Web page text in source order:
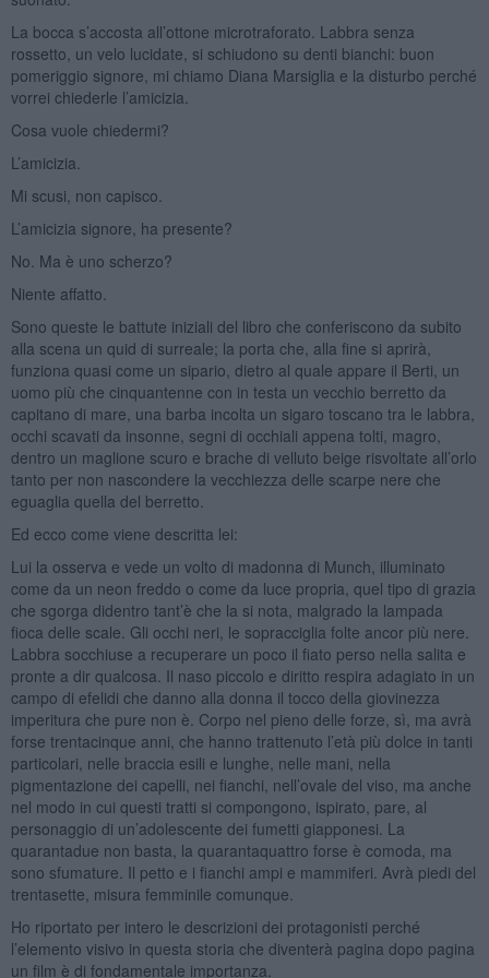
La bocca s’accosta all’ottone microtraforato. Labbra senza
rossetto, un velo lucidate, si schiudono su denti bianchi: buon
pomeriggio signore, mi chiamo Diana Marsiglia e la disturbo perché
vorrei chiederle l’amicizia.
Cosa vuole chiedermi?
L’amicizia.
Mi scusi, non capisco.
L’amicizia signore, ha presente?
No. Ma è uno scherzo?
Niente affatto.
Sono queste le battute iniziali del libro che conferiscono da subito
alla scena un quid di surreale; la porta che, alla fine si aprirà,
funziona quasi come un sipario, dietro al quale appare il Berti, un
uomo più che cinquantenne con in testa un vecchio berretto da
capitano di mare, una barba incolta un sigaro toscano tra le labbra,
occhi scavati da insonne, segni di occhiali appena tolti, magro,
dentro un maglione scuro e brache di velluto beige risvoltate all’orlo
tanto per non nascondere la vecchiezza delle scarpe nere che
eguaglia quella del berretto.
Ed ecco come viene descritta lei:
Lui la osserva e vede un volto di madonna di Munch, illuminato
come da un neon freddo o come da luce propria, quel tipo di grazia
che sgorga didentro tant’è che la si nota, malgrado la lampada
fioca delle scale. Gli occhi neri, le sopracciglia folte ancor più nere.
Labbra socchiuse a recuperare un poco il fiato perso nella salita e
pronte a dir qualcosa. Il naso piccolo e diritto respira adagiato in un
campo di efelidi che danno alla donna il tocco della giovinezza
imperitura che pure non è. Corpo nel pieno delle forze, sì, ma avrà
forse trentacinque anni, che hanno trattenuto l’età più dolce in tanti
particolari, nelle braccia esili e lunghe, nelle mani, nella
pigmentazione dei capelli, nei fianchi, nell’ovale del viso, ma anche
nel modo in cui questi tratti si compongono, ispirato, pare, al
personaggio di un’adolescente dei fumetti giapponesi. La
quarantadue non basta, la quarantaquattro forse è comoda, ma
sono sfumature. Il petto e i fianchi ampi e mammiferi. Avrà piedi del
trentasette, misura femminile comunque.
Ho riportato per intero le descrizioni dei protagonisti perché
l’elemento visivo in questa storia che diventerà pagina dopo pagina
un film è di fondamentale importanza.